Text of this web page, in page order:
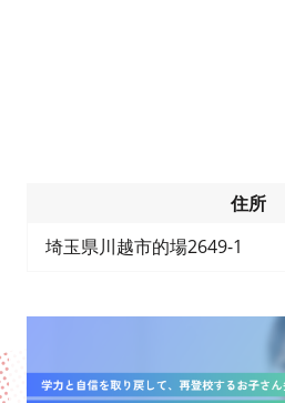
住所
埼玉県川越市的場2649-1